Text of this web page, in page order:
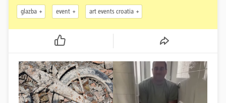
glazba event art events croatia